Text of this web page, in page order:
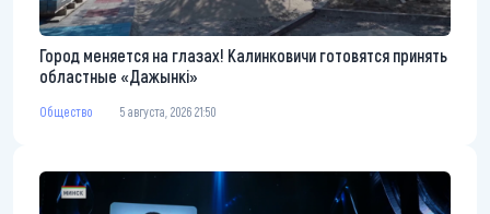
Город меняется на глазах! Калинковичи готовятся принять
областные «Дажынкі»
Общество 5 августа, 2026 21:50